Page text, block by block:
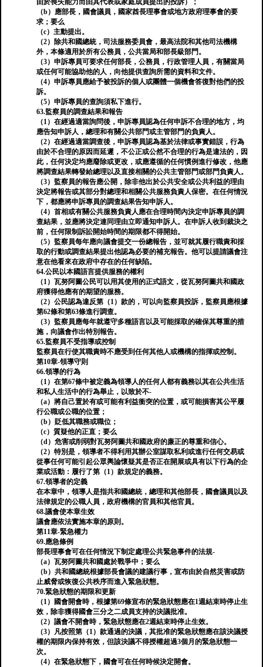
由於喪失能力​​而由其代表或家庭成員提出的投訴）；
（b）應部長，國會議員，國家酋長理事會或地方政府理事會的要
求；要么
（c）主動提出。
（2）除共和國總統，司法服務委員會，最高法院和其他司法機構
外，本條適用於所有公務員，公共當局和部長級部門。
（3）申訴專員可要求任何部長，公務員，行政管理人員，有關當局
或任何可能協助他的人，向他提供查詢所需的資料和文件。
（4）申訴專員應給予被投訴的個人或團體一個機會答復對他們的投
訴。
（5）申訴專員的查詢須私下進行。
63.監察員的調查結果和報告
（1）在經過適當詢問後，申訴專員認為任何申訴不合理的地方，均
應告知申訴人，總理和有關公共部門或主管部門的負責人。
（2）在經過適當調查後，申訴專員認為基於法律或事實錯誤，行為
由於不合理的原因而延遲，不公正或公然不合理的行為是違法的，因
此，任何決定均應廢除或更改，或應遵循的任何慣例進行修改，他應
將調查結果轉發給總理以及直接相關的公共主管部門或部門負責人。
（3）監察員的報告應公開，除非他出於公共安全或公共利益的理由
決定將報告或其部分對總理和相關公共服務負責人保密。在任何情況
下，都應將申訴專員的調查結果告知申訴人。
（4）首相或有關公共服務負責人應在合理時間內決定申訴專員的調
查結果，並應將決定連同理由立即通知申訴人。在申訴人收到裁決之
前，任何限制訴訟開始時間的期限都不得開始。
（5）監察員每年應向議會提交一份總報告，並可就其履行職責和採
取的行動或調查結果提出他認為必要的補充報告。他可以提請議會注
意在他看來在政府中存在的任何缺陷。
64.公民以本國語言提供服務的權利
（1）瓦努阿圖公民可以用其使用的正式語文，從瓦努阿圖共和國政
府獲得他應有的期望的服務。
（2）公民認為違反第（1）款的，可以向監察員投訴，監察員應根據
第62條和第63條進行調查。
（3）監察員應每年就遵守多種語言以及可能採取的確保其尊重的措
施，向議會作出特別報告。
65.監察員不受指導或控制
監察員在行使其職責時不應受到任何其他人或機構的指揮或控制。
第10章-領導守則
66.領導的行為
（1）在第67條中被定義為領導人的任何人都有義務以其在公共生活
和私人生活中的行為舉止，以致於不-
（a）將自己置於有或可能有利益衝突的位置，或可能損害其公平履
行公職或公職的位置；
（b）貶低其職務或職位；
（c）質疑他的正直；要么
（d）危害或削弱對瓦努阿圖共和國政府的廉正的尊重和信心。
（2）特別是，領導者不得利用其辦公室謀取私利或進行任何交易或
從事任何可能引起公眾輿論懷疑其是否正在開展或具有以下行為的企
業或活動：履行了第（1）款規定的義務。
67.領導者的定義
在本章中，領導人是指共和國總統，總理和其他部長，國會議員以及
法律規定的公職人員，政府機構的官員和其他官員。
68.議會使本章生效
議會應依法實施本章的原則。
第11章-緊急權力
69.應急條例
部長理事會可在任何情況下制定處理公共緊急事件的法規-
（a）瓦努阿圖共和國處於戰爭中；要么
（b）共和國總統根據部長會議的建議行事，宣布由於自然災害或防
止威脅或恢復公共秩序而進入緊急狀態。
70.緊急狀態的期限和更新
（1）國會開會時，根據第69條宣布的緊急狀態應在1週結束時停止生
效，除非獲得國會三分之二成員支持的決議批准。
（2）議會不開會時，緊急狀態應在2週結束時停止生效。
（3）凡按照第（1）款通過的決議，其批准的緊急狀態應在該決議授
權的期限內保持有效，但該決議不得授權超過3個月的緊急狀態一
次。
（4）在緊急狀態下，國會可在任何時候決定開會。